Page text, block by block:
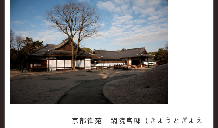
京都御苑 閑院宮邸（きょうとぎょえ